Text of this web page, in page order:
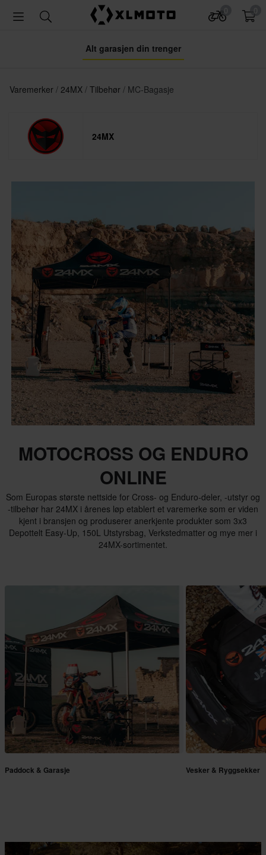
Alt garasjen din trenger
Varemerker 24MX Tilbehør MC-Bagasje
24MX
MOTOCROSS OG ENDURO
ONLINE
Som Europas største nettside for Cross- og Enduro-deler, -utstyr og
-tilbehør har 24MX i årenes løp etablert et varemerke som er viden
kjent i bransjen og produserer anerkjente produkter som 3x3
Depottelt Easy-Up, 150L Utstyrsbag, Verkstedmatter og mye mer i
24MX-sortimentet.
Paddock & Garasje Vesker & Ryggsekker